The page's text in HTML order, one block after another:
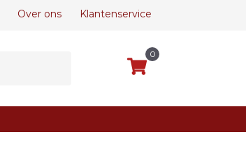
Over ons Klantenservice
0